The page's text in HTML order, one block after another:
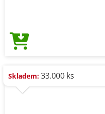
Skladem: 33.000 ks